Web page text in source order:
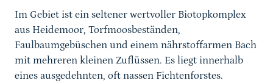
Im Gebiet ist ein seltener wertvoller Biotopkomplex
aus Heidemoor, Torfmoosbeständen,
Faulbaumgebüschen und einem nährstoffarmen Bach
mit mehreren kleinen Zuflüssen. Es liegt innerhalb
eines ausgedehnten, oft nassen Fichtenforstes.